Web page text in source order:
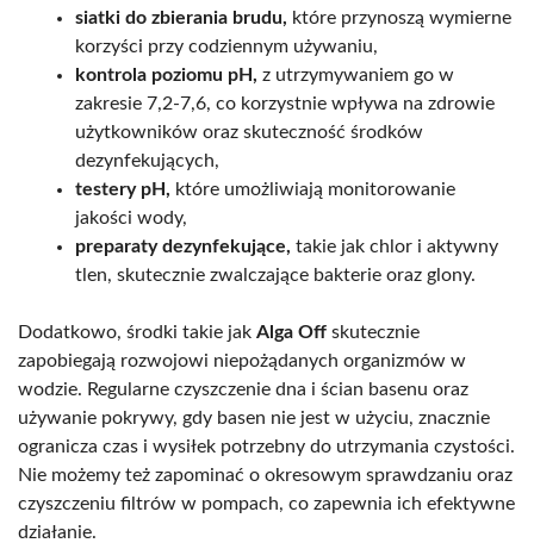
siatki do zbierania brudu, które przynoszą wymierne
korzyści przy codziennym używaniu,
kontrola poziomu pH, z utrzymywaniem go w
zakresie 7,2-7,6, co korzystnie wpływa na zdrowie
użytkowników oraz skuteczność środków
dezynfekujących,
testery pH, które umożliwiają monitorowanie
jakości wody,
preparaty dezynfekujące, takie jak chlor i aktywny
tlen, skutecznie zwalczające bakterie oraz glony.
Dodatkowo, środki takie jak Alga Off skutecznie
zapobiegają rozwojowi niepożądanych organizmów w
wodzie. Regularne czyszczenie dna i ścian basenu oraz
używanie pokrywy, gdy basen nie jest w użyciu, znacznie
ogranicza czas i wysiłek potrzebny do utrzymania czystości.
Nie możemy też zapominać o okresowym sprawdzaniu oraz
czyszczeniu filtrów w pompach, co zapewnia ich efektywne
działanie.